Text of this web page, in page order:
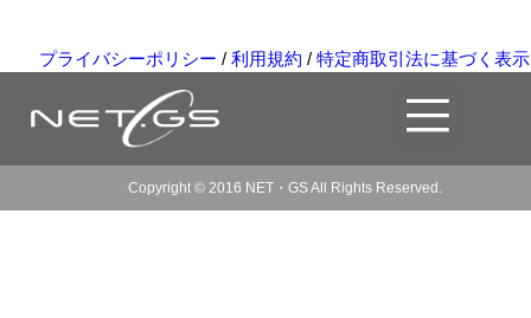
プライバシーポリシー / 利用規約 / 特定商取引法に基づく表示
Copyright © 2016 NET・GS All Rights Reserved.